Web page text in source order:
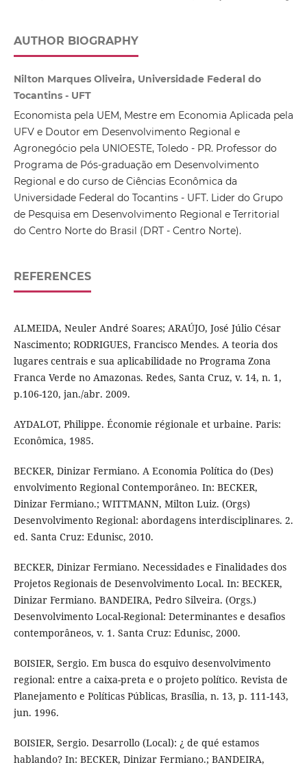
AUTHOR BIOGRAPHY
Nilton Marques Oliveira, Universidade Federal do
Tocantins - UFT
Economista pela UEM, Mestre em Economia Aplicada pela
UFV e Doutor em Desenvolvimento Regional e
Agronegócio pela UNIOESTE, Toledo - PR. Professor do
Programa de Pós-graduação em Desenvolvimento
Regional e do curso de Ciências Econômica da
Universidade Federal do Tocantins - UFT. Lider do Grupo
de Pesquisa em Desenvolvimento Regional e Territorial
do Centro Norte do Brasil (DRT - Centro Norte).
REFERENCES
ALMEIDA, Neuler André Soares; ARAÚJO, José Júlio César
Nascimento; RODRIGUES, Francisco Mendes. A teoria dos
lugares centrais e sua aplicabilidade no Programa Zona
Franca Verde no Amazonas. Redes, Santa Cruz, v. 14, n. 1,
p.106-120, jan./abr. 2009.
AYDALOT, Philippe. Économie régionale et urbaine. Paris:
Econômica, 1985.
BECKER, Dinizar Fermiano. A Economia Política do (Des)
envolvimento Regional Contemporâneo. In: BECKER,
Dinizar Fermiano.; WITTMANN, Milton Luiz. (Orgs)
Desenvolvimento Regional: abordagens interdisciplinares. 2.
ed. Santa Cruz: Edunisc, 2010.
BECKER, Dinizar Fermiano. Necessidades e Finalidades dos
Projetos Regionais de Desenvolvimento Local. In: BECKER,
Dinizar Fermiano. BANDEIRA, Pedro Silveira. (Orgs.)
Desenvolvimento Local-Regional: Determinantes e desafios
contemporâneos, v. 1. Santa Cruz: Edunisc, 2000.
BOISIER, Sergio. Em busca do esquivo desenvolvimento
regional: entre a caixa-preta e o projeto político. Revista de
Planejamento e Políticas Públicas, Brasília, n. 13, p. 111-143,
jun. 1996.
BOISIER, Sergio. Desarrollo (Local): ¿ de qué estamos
hablando? In: BECKER, Dinizar Fermiano.; BANDEIRA,